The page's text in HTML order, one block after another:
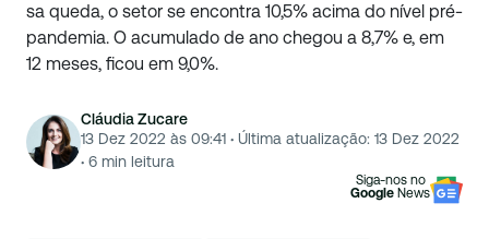
sa queda, o setor se encontra 10,5% acima do nível pré-
pandemia. O acumulado de ano chegou a 8,7% e, em
12 meses, ficou em 9,0%.
Cláudia Zucare
13 Dez 2022 às 09:41 · Última atualização: 13 Dez 2022
· 6 min leitura
Siga-nos no
Google News